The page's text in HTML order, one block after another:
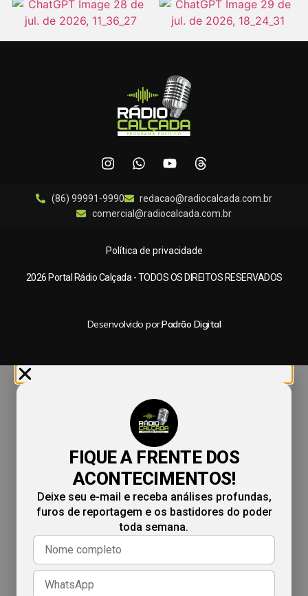
(86) 99991-9990
redacao@radiocalcada.com.br
comercial@radiocalcada.com.br
Política de privacidade
2026 Portal Rádio Calçada - TODOS OS DIREITOS RESERVADOS
Desenvolvido por:Padrão Digital
FIQUE A FRENTE DOS
ACONTECIMENTOS!
Deixe seu e-mail e receba análises profundas,
furos de reportagem e os bastidores do poder
toda semana.